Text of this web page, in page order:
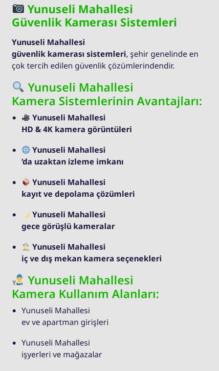
Yunuseli Mahallesi
Güvenlik Kamerası Sistemleri
Yunuseli Mahallesi
güvenlik kamerası sistemleri, şehir genelinde en
çok tercih edilen güvenlik çözümlerindendir.
Yunuseli Mahallesi
Kamera Sistemlerinin Avantajları:
Yunuseli Mahallesi
HD & 4K kamera görüntüleri
Yunuseli Mahallesi
’da uzaktan izleme imkanı
Yunuseli Mahallesi
kayıt ve depolama çözümleri
Yunuseli Mahallesi
gece görüşlü kameralar
Yunuseli Mahallesi
iç ve dış mekan kamera seçenekleri
Yunuseli Mahallesi
Kamera Kullanım Alanları:
Yunuseli Mahallesi
ev ve apartman girişleri
Yunuseli Mahallesi
işyerleri ve mağazalar